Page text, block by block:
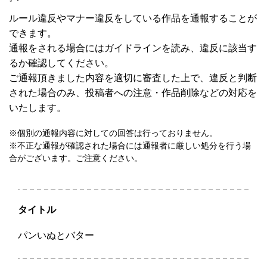
ルール違反やマナー違反をしている作品を通報することが
できます。
通報をされる場合にはガイドラインを読み、違反に該当す
るか確認してください。
ご通報頂きました内容を適切に審査した上で、違反と判断
された場合のみ、投稿者への注意・作品削除などの対応を
いたします。
※個別の通報内容に対しての回答は行っておりません。
※不正な通報が確認された場合には通報者に厳しい処分を行う場
合がございます。ご注意ください。
タイトル
パンいぬとバター